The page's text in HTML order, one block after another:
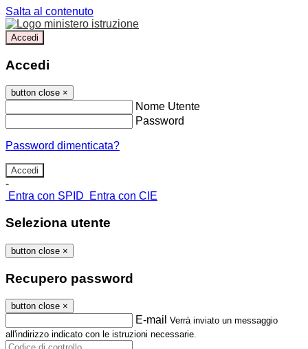
Salta al contenuto
Accedi
Accedi
button close ×
Nome Utente
Password
Password dimenticata?
-
Entra con SPID
Entra con CIE
Seleziona utente
button close ×
Recupero password
button close ×
E-mail Verrà inviato un messaggio
all'indirizzo indicato con le istruzioni necessarie.